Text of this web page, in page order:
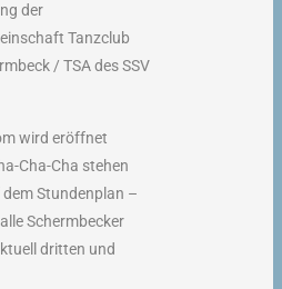
der
Tanzclub
/ TSA des SSV
wird eröffnet
Cha-Cha stehen
dem Stundenplan –
Schermbecker
dritten und